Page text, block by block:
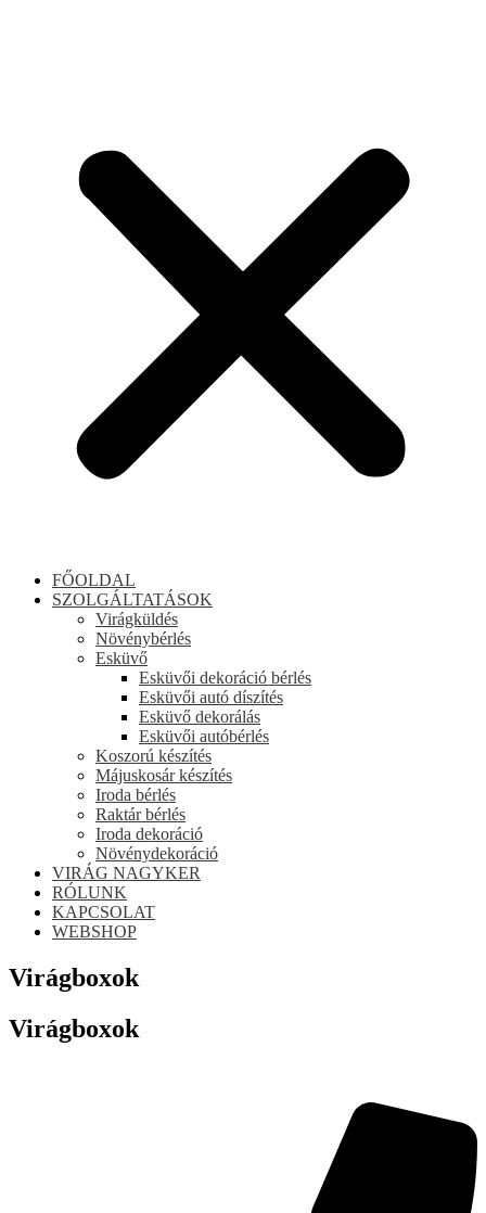
FŐOLDAL
SZOLGÁLTATÁSOK
Virágküldés
Növénybérlés
Esküvő
Esküvői dekoráció bérlés
Esküvői autó díszítés
Esküvő dekorálás
Esküvői autóbérlés
Koszorú készítés
Májuskosár készítés
Iroda bérlés
Raktár bérlés
Iroda dekoráció
Növénydekoráció
VIRÁG NAGYKER
RÓLUNK
KAPCSOLAT
WEBSHOP
Virágboxok
Virágboxok